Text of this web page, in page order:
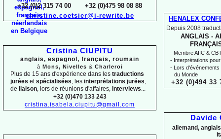
HENALEX
Depuis 2008
ANGLAIS -
- Membre AIIC &
- Interprétations
- Lors
du Monde
+32 (0)494 33
Davide
allemand,
+32 (0)2 315 74 00 +32 (0)475 98 08 88
christine.coetsier@i-rewrite.be
Cristina CIUPITU
anglais, espagnol, français, roumain
à Mons, Nivelles & Charleroi
Plus de 15 ans d'expérience dans les traductions
jurées etspécialisées, les interprétations jurées,
de liaison, lors de réunions d'affaires, interviews...
+32 (0)470 133 243
cristina.isabela.ciupitu@gmail.com